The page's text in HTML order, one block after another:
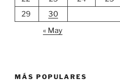
29
30
« May
MÁS POPULARES